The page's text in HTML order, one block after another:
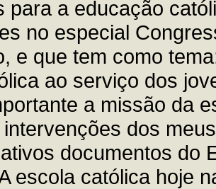
para a educação
no especial
e que tem como
ao serviço dos
a missão da
dos
documentos do
escola católica hoje